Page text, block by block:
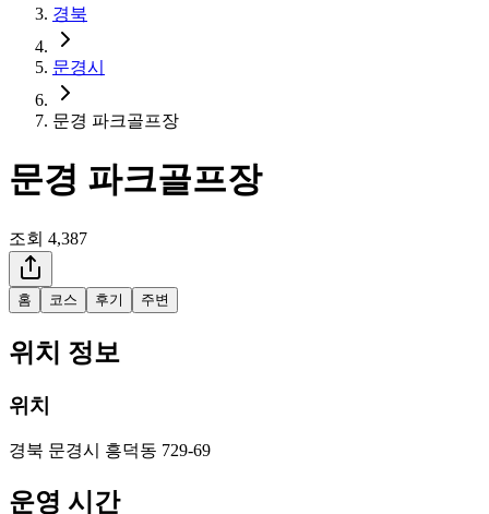
경북
문경시
문경 파크골프장
문경 파크골프장
조회 4,387
홈 코스 후기 주변
위치 정보
위치
경북 문경시 흥덕동 729-69
운영 시간